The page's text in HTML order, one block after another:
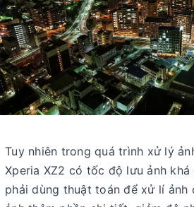
Tuy nhiên trong quá trình xử lý
Xperia XZ2 có tốc độ lưu ảnh
phải dùng thuật toán để xử lí ảnh